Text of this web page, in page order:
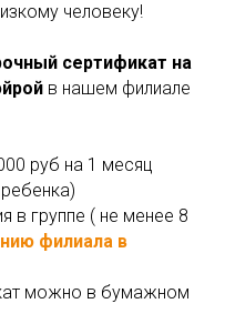
человеку!
сертификат на
в нашем филиале
руб на 1 месяц
в группе ( не менее 8
филиала в
можно в бумажном